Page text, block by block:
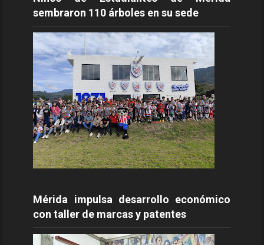
sembraron 110 árboles en su sede
Mérida impulsa desarrollo económico
con taller de marcas y patentes